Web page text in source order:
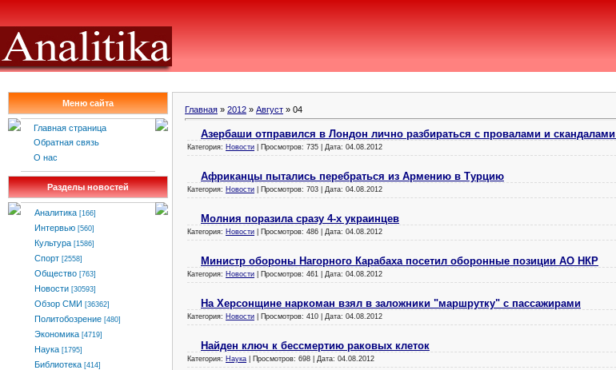
Меню сайта
Главная страница
Обратная связь
О нас
Разделы новостей
Аналитика [166]
Интервью [560]
Культура [1586]
Спорт [2558]
Общество [763]
Новости [30593]
Обзор СМИ [36362]
Политобозрение [480]
Экономика [4719]
Наука [1795]
Библиотека [414]
Главная » 2012 » Август » 04
Азербаши отправился в Лондон лично разбираться с провалами и
Категория: Новости | Просмотров: 735 | Дата: 04.08.2012
Африканцы пытались перебраться из Армению в Турцию
Категория: Новости | Просмотров: 703 | Дата: 04.08.2012
Молния поразила сразу 4-х украинцев
Категория: Новости | Просмотров: 486 | Дата: 04.08.2012
Министр обороны Нагорного Карабаха посетил оборонные позиции АО НКР
Категория: Новости | Просмотров: 461 | Дата: 04.08.2012
На Херсонщине наркоман взял в заложники "маршрутку" с пассажирами
Категория: Новости | Просмотров: 410 | Дата: 04.08.2012
Найден ключ к бессмертию раковых клеток
Категория: Наука | Просмотров: 698 | Дата: 04.08.2012